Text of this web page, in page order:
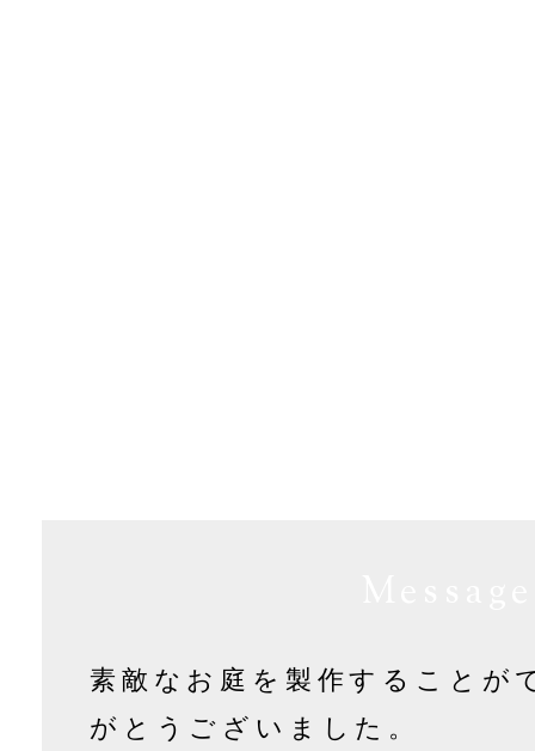
素敵なお庭を製作することが
がとうございました。